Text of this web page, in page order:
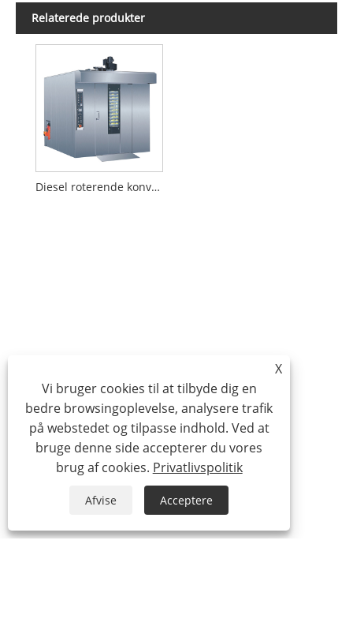
Relaterede produkter
Diesel roterende konvektionsovn
X
Vi bruger cookies til at tilbyde dig en
bedre browsingoplevelse, analysere trafik
på webstedet og tilpasse indhold. Ved at
bruge denne side accepterer du vores
brug af cookies. Privatlivspolitik
Afvise Acceptere